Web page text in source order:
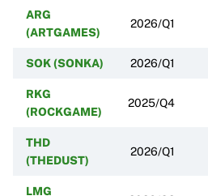
ARG
(ARTGAMES)
2026/Q1
SOK (SONKA) 2026/Q1
RKG
(ROCKGAME)
2025/Q4
THD
(THEDUST)
2026/Q1
LMG